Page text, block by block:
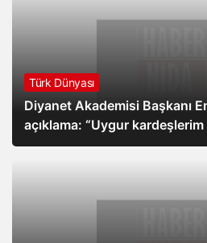
Türk Dünyası
Diyanet Akademisi Başkanı
açıklama: “Uygur kardeşlerim